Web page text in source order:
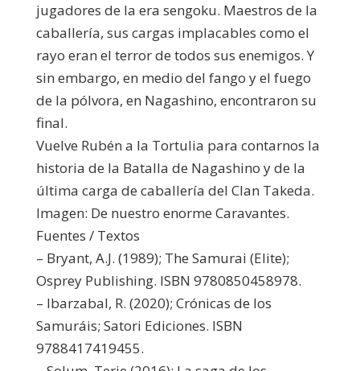
jugadores de la era sengoku. Maestros de la
caballería, sus cargas implacables como el
rayo eran el terror de todos sus enemigos. Y
sin embargo, en medio del fango y el fuego
de la pólvora, en Nagashino, encontraron su
final.
Vuelve Rubén a la Tortulia para contarnos la
historia de la Batalla de Nagashino y de la
última carga de caballería del Clan Takeda.
Imagen: De nuestro enorme Caravantes.
Fuentes / Textos
– Bryant, A.J. (1989); The Samurai (Elite);
Osprey Publishing. ISBN 9780850458978.
– Ibarzabal, R. (2020); Crónicas de los
Samuráis; Satori Ediciones. ISBN
9788417419455.